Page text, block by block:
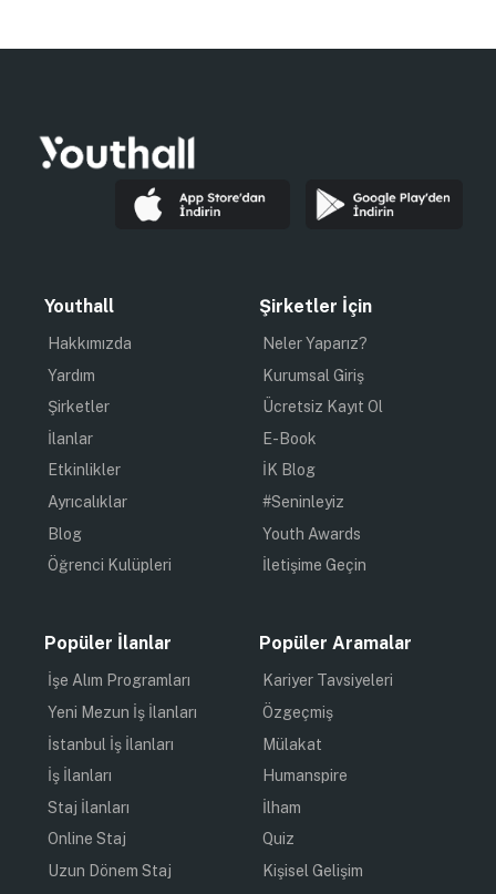
Youthall
Hakkımızda
Yardım
Şirketler
İlanlar
Etkinlikler
Ayrıcalıklar
Blog
Öğrenci Kulüpleri
Şirketler İçin
Neler Yaparız?
Kurumsal Giriş
Ücretsiz Kayıt Ol
E-Book
İK Blog
#Seninleyiz
Youth Awards
İletişime Geçin
Popüler İlanlar
İşe Alım Programları
Yeni Mezun İş İlanları
İstanbul İş İlanları
İş İlanları
Staj İlanları
Online Staj
Uzun Dönem Staj
Popüler Aramalar
Kariyer Tavsiyeleri
Özgeçmiş
Mülakat
Humanspire
İlham
Quiz
Kişisel Gelişim